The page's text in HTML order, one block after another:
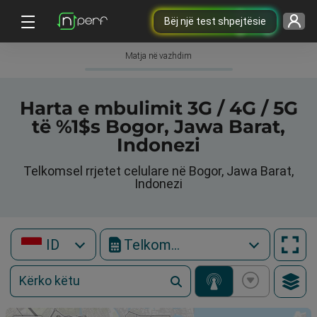
Bëj një test shpejtësie
Matja në vazhdim
Harta e mbulimit 3G / 4G / 5G
të %1$s Bogor, Jawa Barat,
Indonezi
Telkomsel rrjetet celulare në Bogor, Jawa Barat,
Indonezi
ID Telkomsel